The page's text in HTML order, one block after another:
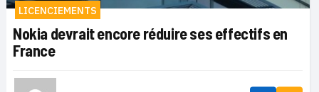
LICENCIEMENTS
Nokia devrait encore réduire ses effectifs en
France